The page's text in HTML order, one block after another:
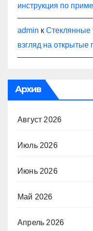
инструкция по
admin к Стеклянные
взгляд на
Архив
Август 2026
Июль 2026
Июнь 2026
Май 2026
Апрель 2026